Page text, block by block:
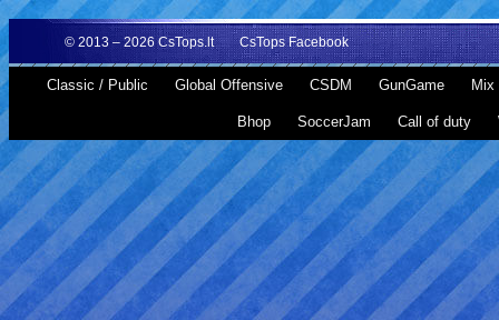
© 2013 – 2026 CsTops.lt CsTops Facebook
Classic / Public Global Offensive CSDM GunGame Mix
Bhop SoccerJam Call of duty